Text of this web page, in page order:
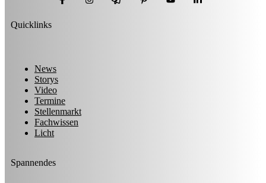
Quicklinks
News
Storys
Video
Termine
Stellenmarkt
Fachwissen
Licht
Spannendes